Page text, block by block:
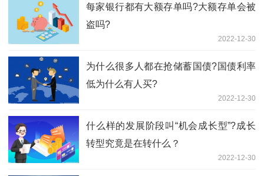
每家银行都有大额存单吗?大额存单会被
盗吗?
2022-12-30
为什么很多人都在抢储蓄国债?国债利率
低为什么有人买?
2022-12-30
什么样的发展阶段叫“机会成长型”?成长
转型究竟是在转什么？
2022-12-30